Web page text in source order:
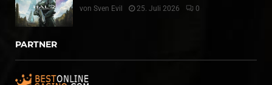
von Sven Evil 25. Juli 2026 0
PARTNER